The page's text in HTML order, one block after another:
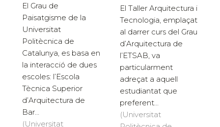
El Grau de
Paisatgisme de la
Universitat
Politècnica de
Catalunya, es basa en
la interacció de dues
escoles: l’Escola
Tècnica Superior
d’Arquitectura de
Bar...
(Universitat
El Taller Arquitectura i
Tecnologia, emplaçat
al darrer curs del Grau
d’Arquitectura de
l’ETSAB, va
particularment
adreçat a aquell
estudiantat que
preferent...
(Universitat